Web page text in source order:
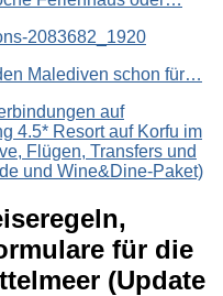
Malediven schon für…
auf
4.5* Resort auf Korfu im
Flügen, Transfers und
und Wine&Dine-Paket)
für die
(Update